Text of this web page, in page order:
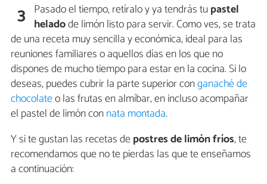
3 Pasado el tiempo, retíralo y ya tendrás tupastel
heladode limón listo para servir. Como ves, se trata
de una receta muy sencilla y económica, ideal para las
reuniones familiares o aquellos días en los que no
dispones de mucho tiempo para estar en la cocina. Si lo
deseas, puedes cubrir la parte superior conganaché de
chocolateo las frutas en almíbar, en incluso acompañar
el pastel de limón connata montada.
Y si te gustan las recetas depostres de limón fríos, te
recomendamos que no te pierdas las que te enseñamos
a continuación: